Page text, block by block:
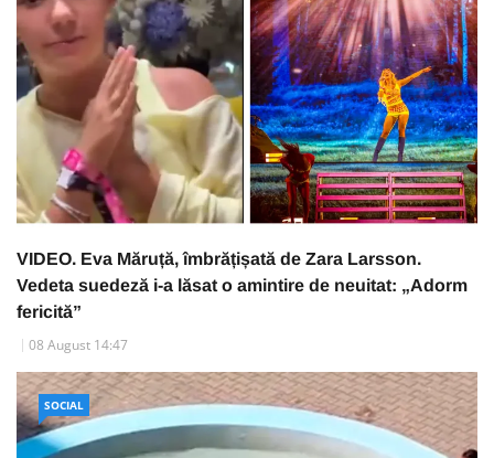
VIDEO. Eva Măruță, îmbrățișată de Zara Larsson.
Vedeta suedeză i-a lăsat o amintire de neuitat: „Adorm
fericită”
08 August 14:47
SOCIAL